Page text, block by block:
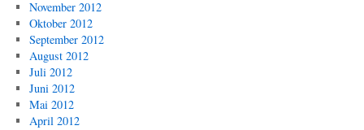
November 2012
Oktober 2012
September 2012
August 2012
Juli 2012
Juni 2012
Mai 2012
April 2012